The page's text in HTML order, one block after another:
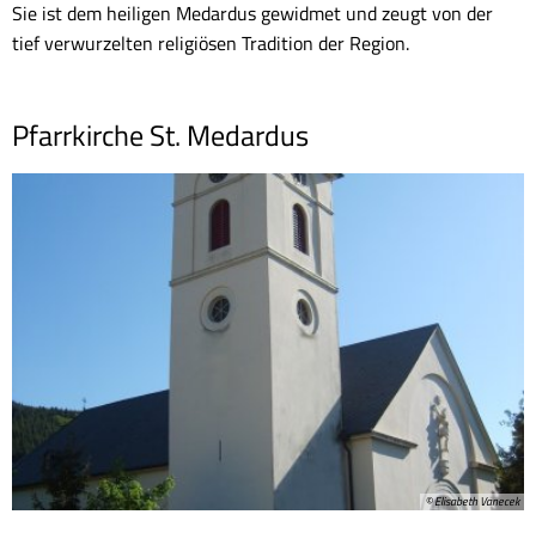
Sie ist dem heiligen Medardus gewidmet und zeugt von der
tief verwurzelten religiösen Tradition der Region.
Pfarrkirche St. Medardus
© Elisabeth Vanecek